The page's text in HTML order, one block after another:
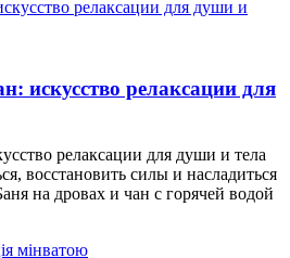
искусство релаксации для
релаксации для души и тела
восстановить силы и насладиться
на дровах и чан с горячей водой